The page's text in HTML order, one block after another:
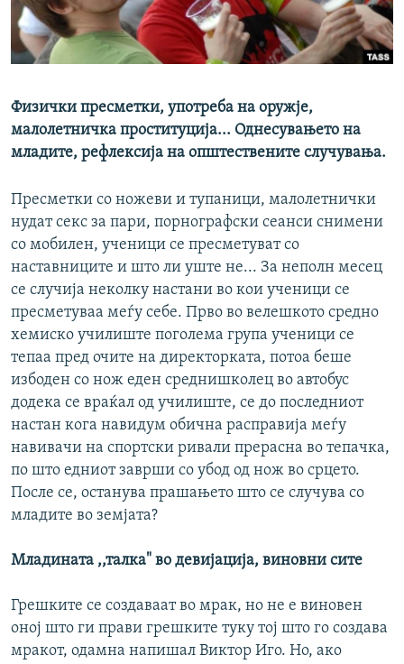
РСЕ веб страници
Физички пресметки, употреба на оружје,
малолетничка проституција... Однесувањето на
младите, рефлексија на општествените случувања.
Пресметки со ножеви и тупаници, малолетнички
нудат секс за пари, порнографски сеанси снимени
со мобилен, ученици се пресметуват со
наставниците и што ли уште не... За неполн месец
се случија неколку настани во кои ученици се
пресметуваа меѓу себе. Прво во велешкото средно
хемиско училиште поголема група ученици се
тепаа пред очите на директорката, потоа беше
избоден со нож еден среднишколец во автобус
додека се враќал од училиште, се до последниот
настан кога навидум обична расправија меѓу
навивачи на спортски ривали прерасна во тепачка,
по што едниот заврши со убод од нож во срцето.
После се, останува прашањето што се случува со
младите во земјата?
Младината ,,талка" во девијација, виновни сите
Грешките се создаваат во мрак, но не е виновен
оној што ги прави грешките туку тој што го создава
мракот, одамна напишал Виктор Иго. Но, ако